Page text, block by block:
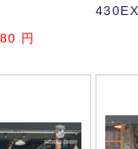
円
430EX